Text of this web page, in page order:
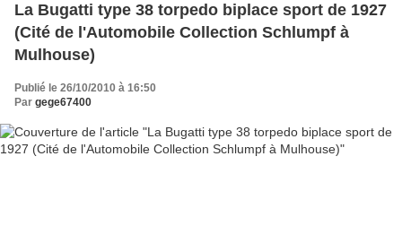
La Bugatti type 38 torpedo biplace sport de 1927
(Cité de l'Automobile Collection Schlumpf à
Mulhouse)
Publié le 26/10/2010 à 16:50
Par gege67400